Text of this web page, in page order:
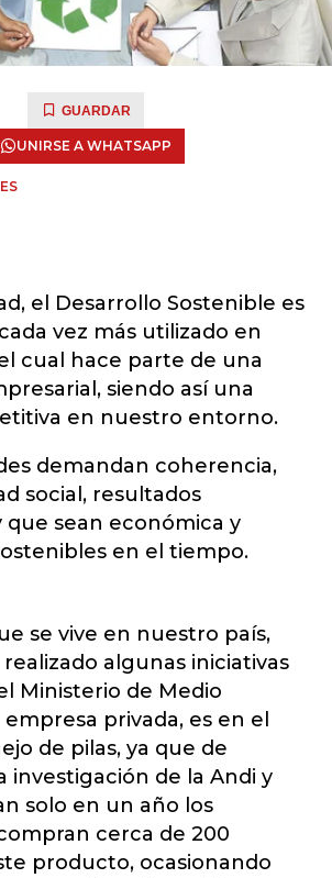
GUARDAR
UNIRSE A WHATSAPP
el Desarrollo Sostenible es
vez más utilizado en
cual hace parte de una
siendo así una
en nuestro entorno.
demandan coherencia,
social, resultados
que sean económica y
en el tiempo.
se vive en nuestro país,
algunas iniciativas
Ministerio de Medio
privada, es en el
de pilas, ya que de
investigación de la Andi y
solo en un año los
cerca de 200
producto, ocasionando